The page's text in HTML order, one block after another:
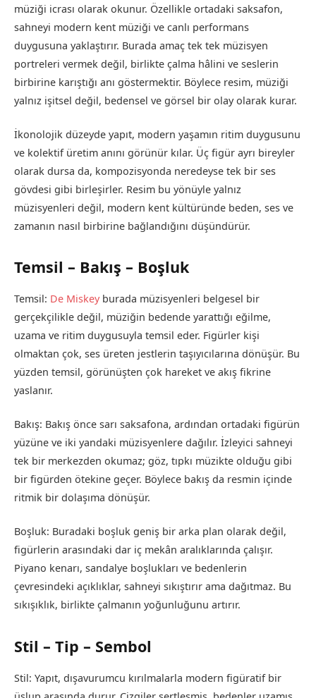
müziği icrası olarak okunur. Özellikle ortadaki saksafon,
sahneyi modern kent müziği ve canlı performans
duygusuna yaklaştırır. Burada amaç tek tek müzisyen
portreleri vermek değil, birlikte çalma hâlini ve seslerin
birbirine karıştığı anı göstermektir. Böylece resim, müziği
yalnız işitsel değil, bedensel ve görsel bir olay olarak kurar.
İkonolojik düzeyde yapıt, modern yaşamın ritim duygusunu
ve kolektif üretim anını görünür kılar. Üç figür ayrı bireyler
olarak dursa da, kompozisyonda neredeyse tek bir ses
gövdesi gibi birleşirler. Resim bu yönüyle yalnız
müzisyenleri değil, modern kent kültüründe beden, ses ve
zamanın nasıl birbirine bağlandığını düşündürür.
Temsil – Bakış – Boşluk
Temsil: De Miskeyburada müzisyenleri belgesel bir
gerçekçilikle değil, müziğin bedende yarattığı eğilme,
uzama ve ritim duygusuyla temsil eder. Figürler kişi
olmaktan çok, ses üreten jestlerin taşıyıcılarına dönüşür. Bu
yüzden temsil, görünüşten çok hareket ve akış fikrine
yaslanır.
Bakış: Bakış önce sarı saksafona, ardından ortadaki figürün
yüzüne ve iki yandaki müzisyenlere dağılır. İzleyici sahneyi
tek bir merkezden okumaz; göz, tıpkı müzikte olduğu gibi
bir figürden ötekine geçer. Böylece bakış da resmin içinde
ritmik bir dolaşıma dönüşür.
Boşluk: Buradaki boşluk geniş bir arka plan olarak değil,
figürlerin arasındaki dar iç mekân aralıklarında çalışır.
Piyano kenarı, sandalye boşlukları ve bedenlerin
çevresindeki açıklıklar, sahneyi sıkıştırır ama dağıtmaz. Bu
sıkışıklık, birlikte çalmanın yoğunluğunu artırır.
Stil – Tip – Sembol
Stil: Yapıt, dışavurumcu kırılmalarla modern figüratif bir